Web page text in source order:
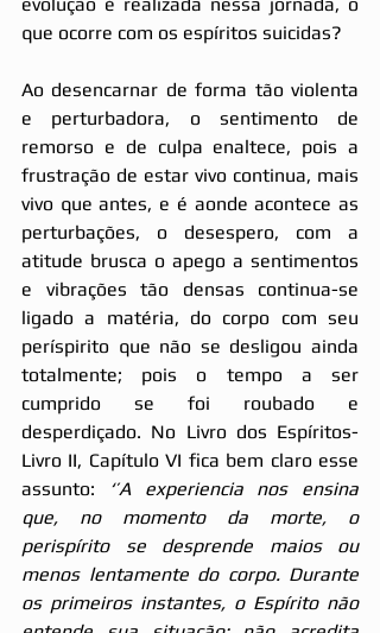
que ocorre com os espíritos suicidas?
Ao desencarnar de forma tão violenta
e perturbadora, o sentimento de
remorso e de culpa enaltece, pois a
frustração de estar vivo continua, mais
vivo que antes, e é aonde acontece as
perturbações, o desespero, com a
atitude brusca o apego a sentimentos
e vibrações tão densas continua-se
ligado a matéria, do corpo com seu
períspirito que não se desligou ainda
totalmente; pois o tempo a ser
cumprido se foi roubado e
desperdiçado. No Livro dos Espíritos-
Livro II, Capítulo VI fica bem claro esse
assunto:
‘’A experiencia nos ensina
que, no momento da morte, o
perispírito se desprende maios ou
menos lentamente do corpo. Durante
os primeiros instantes, o Espírito não